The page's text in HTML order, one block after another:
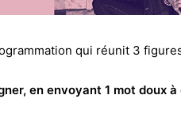
qui réunit 3
en envoyant 1 mot doux